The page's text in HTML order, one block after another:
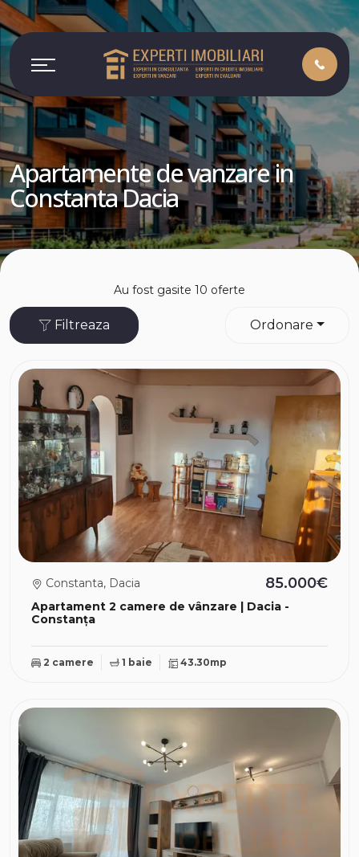
Apartamente de vanzare in
Constanta Dacia
Au fost gasite 10 oferte
Ordonare
Filtreaza
Apartament 2 camere de vânzare | Dacia -
Constanța
Constanta, Dacia 85.000€
2 camere 1 baie 43.30mp